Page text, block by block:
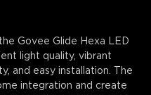
Govee Glide Hexa LED
light quality, vibrant
and easy installation. The
integration and create